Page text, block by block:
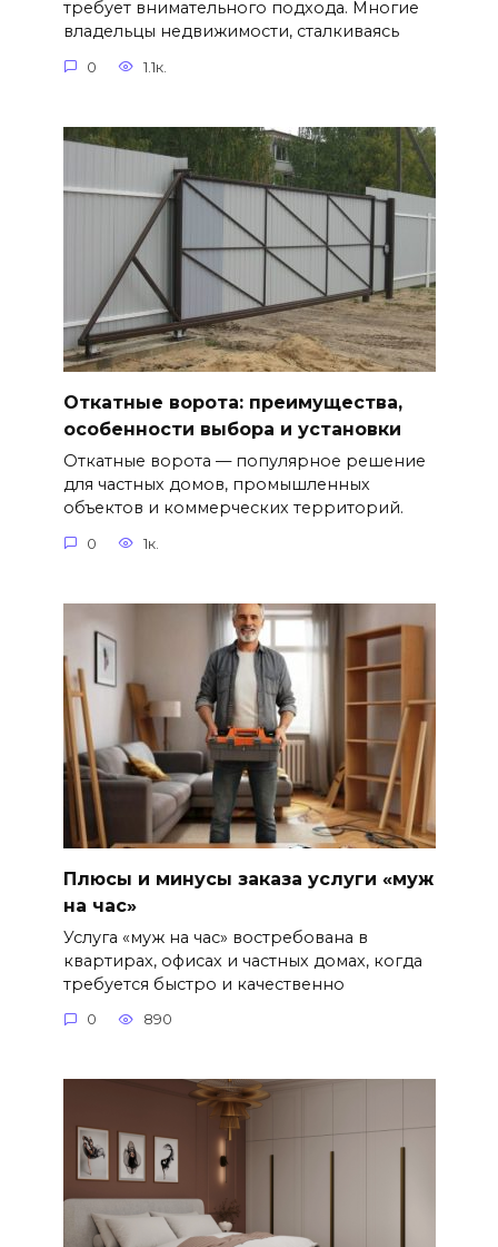
требует внимательного подхода. Многие
владельцы недвижимости, сталкиваясь
0 1.1к.
Откатные ворота: преимущества,
особенности выбора и установки
Откатные ворота — популярное решение
для частных домов, промышленных
объектов и коммерческих территорий.
0 1к.
Плюсы и минусы заказа услуги «муж
на час»
Услуга «муж на час» востребована в
квартирах, офисах и частных домах, когда
требуется быстро и качественно
0 890